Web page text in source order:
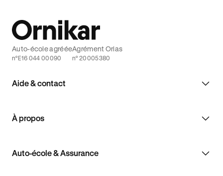
Aide & contact
À propos
Auto-école & Assurance
Auto-école agréée
n°E16 044 00090
Agrément Orias
n° 20005380